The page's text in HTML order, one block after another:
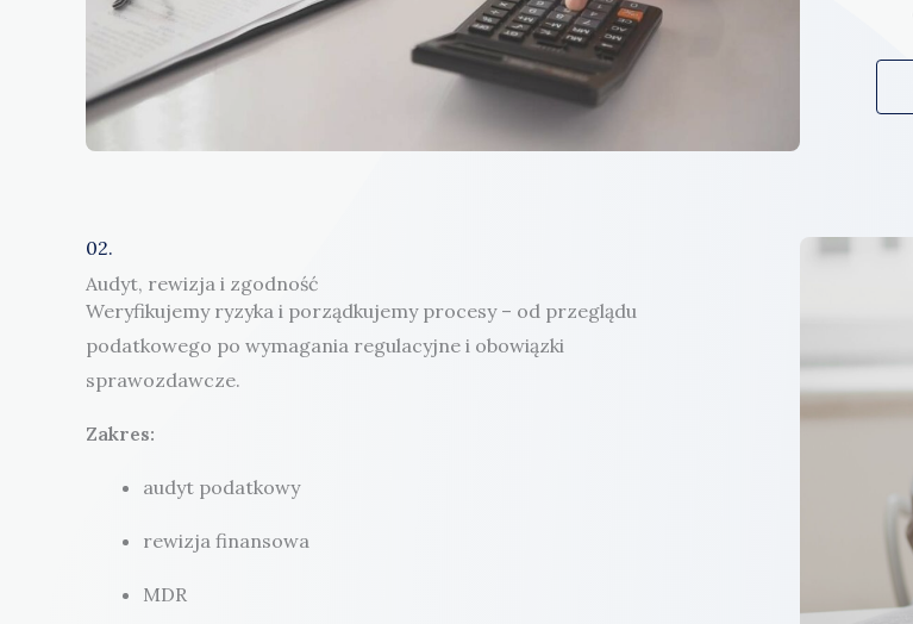
02.
Audyt, rewizja i zgodność
Weryfikujemy ryzyka i porządkujemy procesy – od przeglądu
podatkowego po wymagania regulacyjne i obowiązki
sprawozdawcze.
Zakres:
audyt podatkowy
rewizja finansowa
MDR